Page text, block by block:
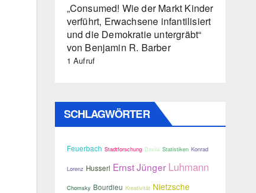
„Consumed! Wie der Markt Kinder
verführt, Erwachsene infantilisiert
und die Demokratie untergräbt“
von Benjamin R. Barber
1 Aufruf
SCHLAGWÖRTER
Feuerbach Stadtforschung Davilá Statistiken Konrad
Lorenz Husserl Ernst Jünger Luhmann
Chomsky Bourdieu Kreativität Nietzsche